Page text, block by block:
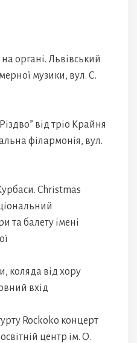
на органі. Львівський
музики, вул. С.
від тріо Крайня
філармонія, вул.
Christmas
та балету імені
коляда від хору
вхід
Rockoko концерт
центр ім. О.